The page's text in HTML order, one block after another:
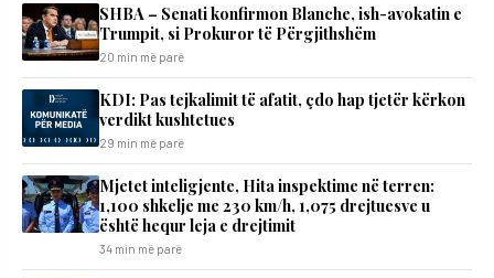
SHBA – Senati konfirmon Blanche, ish-avokatin e
Trumpit, si Prokuror të Përgjithshëm
20 min më parë
KDI: Pas tejkalimit të afatit, çdo hap tjetër kërkon
verdikt kushtetues
29 min më parë
Mjetet inteligjente, Hita inspektime në terren:
1,100 shkelje me 230 km/h, 1,075 drejtuesve u
është hequr leja e drejtimit
34 min më parë